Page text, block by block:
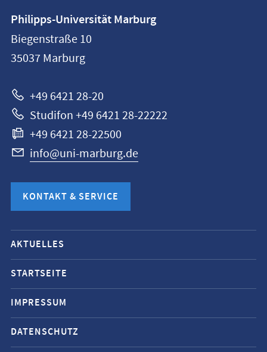
Philipps-
Universität
Marburg
Philipps-Universität Marburg
Biegenstraße 10
35037 Marburg
+49 6421 28-20
Studifon +49 6421 28-22222
+49 6421 28-22500
info@uni-marburg.de
KONTAKT & SERVICE
Mobile-
Service-
Navigation
und
Social
Media
Kontakte
AKTUELLES
STARTSEITE
IMPRESSUM
DATENSCHUTZ